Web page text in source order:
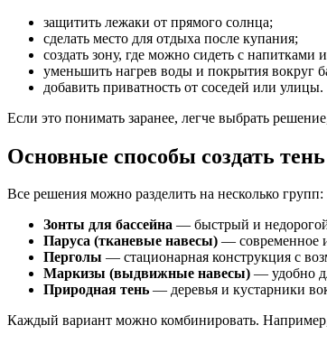
защитить лежаки от прямого солнца;
сделать место для отдыха после купания;
создать зону, где можно сидеть с напитками
уменьшить нагрев воды и покрытия вокруг
добавить приватность от соседей или улицы.
Если это понимать заранее, легче выбрать
Основные способы создать тень
Все решения можно разделить на несколько
Зонты для бассейна — быстрый и
Паруса (тканевые навесы) — современное
Перголы — стационарная конструкция с
Маркизы (выдвижные навесы) — удобно
Природная тень — деревья и кустарники
Каждый вариант можно комбинировать. Например,